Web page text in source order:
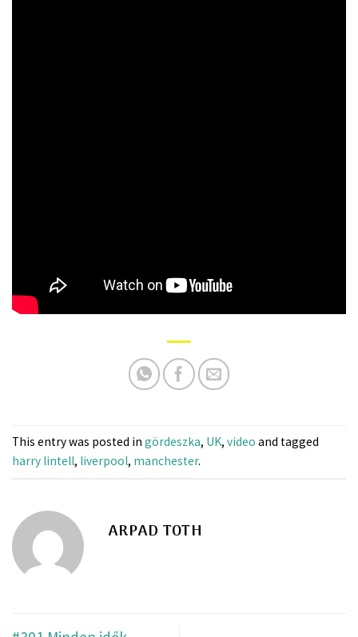
This entry was posted in gördeszka, UK, video and tagged
harry lintell, liverpool, manchester.
ARPAD TOTH